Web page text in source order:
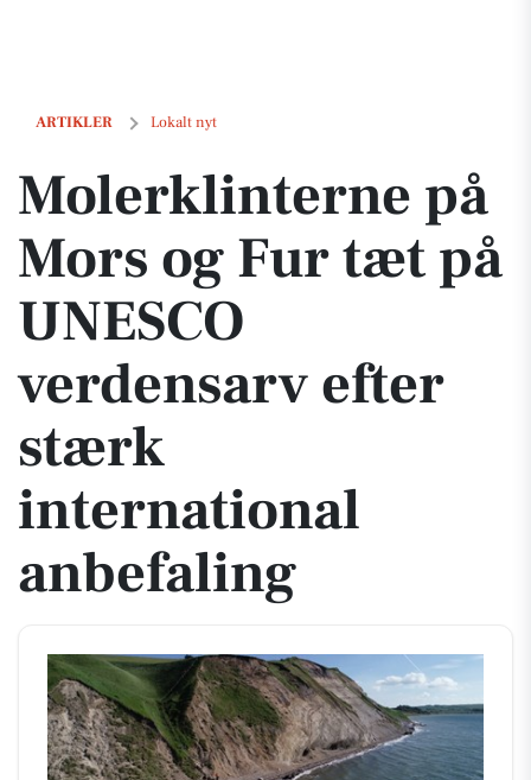
ARTIKLER Lokalt nyt
Molerklinterne på Mors og Fur tæt på UNESCO verdensarv efter
Molerklinterne på
Mors og Fur tæt på
UNESCO
verdensarv efter
stærk
international
anbefaling